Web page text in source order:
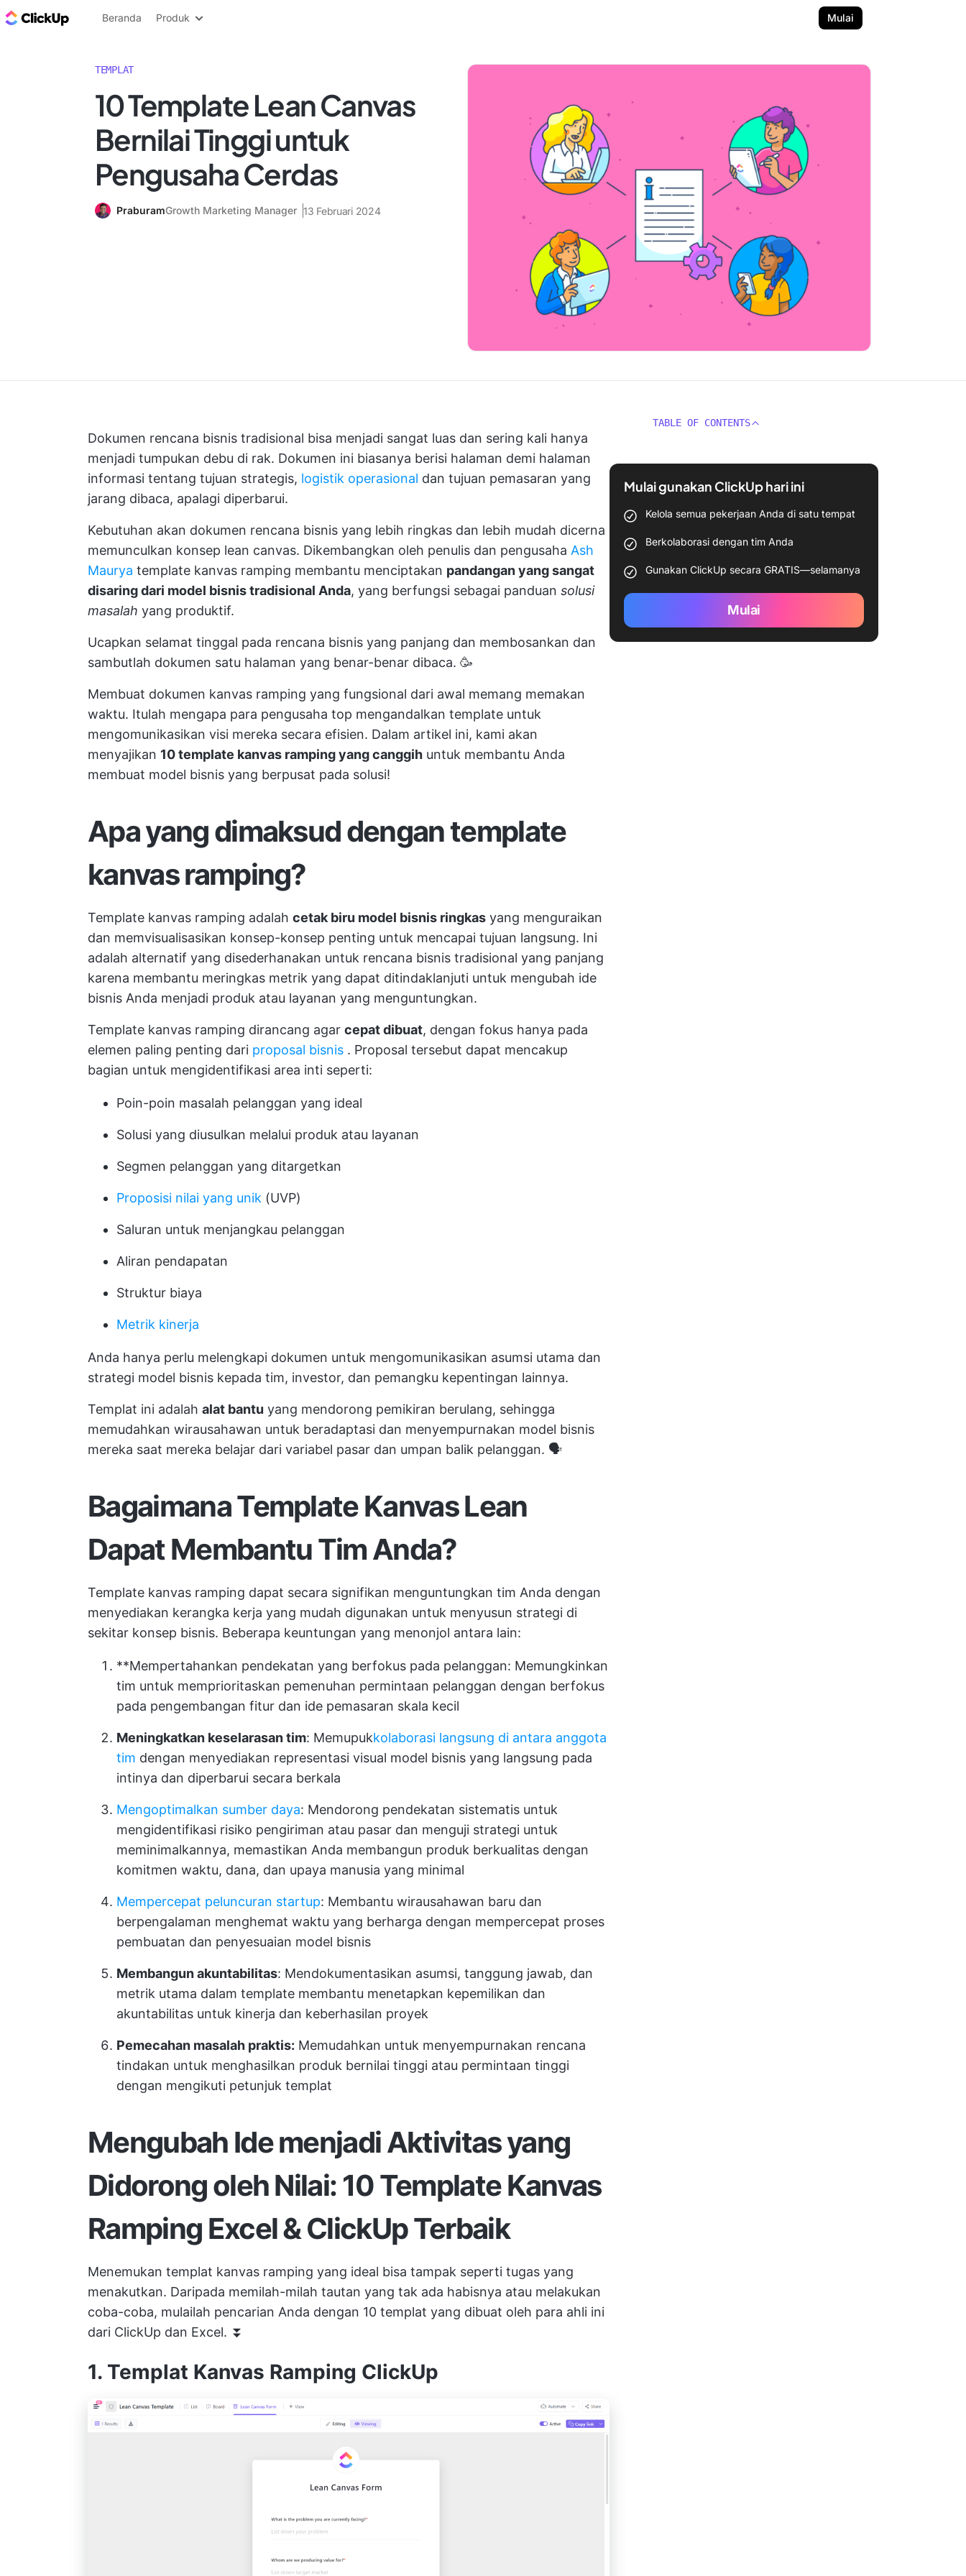
Blog ClickUp
Beranda Produk Mulai
TEMPLAT
10 Template Lean Canvas
Bernilai Tinggi untuk
Pengusaha Cerdas
PraburamGrowth Marketing Manager 13 Februari 2024
Dokumen rencana bisnis tradisional bisa menjadi sangat luas dan sering kali hanya
menjadi tumpukan debu di rak. Dokumen ini biasanya berisi halaman demi halaman
informasi tentang tujuan strategis, logistik operasional dan tujuan pemasaran yang
jarang dibaca, apalagi diperbarui.
Kebutuhan akan dokumen rencana bisnis yang lebih ringkas dan lebih mudah dicerna
memunculkan konsep lean canvas. Dikembangkan oleh penulis dan pengusaha Ash
Maurya template kanvas ramping membantu menciptakan pandangan yang sangat
disaring dari model bisnis tradisional Anda, yang berfungsi sebagai panduan solusi
masalah yang produktif.
Ucapkan selamat tinggal pada rencana bisnis yang panjang dan membosankan dan
sambutlah dokumen satu halaman yang benar-benar dibaca. 🥳
Membuat dokumen kanvas ramping yang fungsional dari awal memang memakan
waktu. Itulah mengapa para pengusaha top mengandalkan template untuk
mengomunikasikan visi mereka secara efisien. Dalam artikel ini, kami akan
menyajikan 10 template kanvas ramping yang canggih untuk membantu Anda
membuat model bisnis yang berpusat pada solusi!
Apa yang dimaksud dengan template
kanvas ramping?
Template kanvas ramping adalah cetak biru model bisnis ringkas yang menguraikan
dan memvisualisasikan konsep-konsep penting untuk mencapai tujuan langsung. Ini
adalah alternatif yang disederhanakan untuk rencana bisnis tradisional yang panjang
karena membantu meringkas metrik yang dapat ditindaklanjuti untuk mengubah ide
bisnis Anda menjadi produk atau layanan yang menguntungkan.
Template kanvas ramping dirancang agar cepat dibuat, dengan fokus hanya pada
elemen paling penting dari proposal bisnis . Proposal tersebut dapat mencakup
bagian untuk mengidentifikasi area inti seperti:
Poin-poin masalah pelanggan yang ideal
Solusi yang diusulkan melalui produk atau layanan
Segmen pelanggan yang ditargetkan
Proposisi nilai yang unik (UVP)
Saluran untuk menjangkau pelanggan
Aliran pendapatan
Struktur biaya
Metrik kinerja
Anda hanya perlu melengkapi dokumen untuk mengomunikasikan asumsi utama dan
strategi model bisnis kepada tim, investor, dan pemangku kepentingan lainnya.
Templat ini adalah alat bantu yang mendorong pemikiran berulang, sehingga
memudahkan wirausahawan untuk beradaptasi dan menyempurnakan model bisnis
mereka saat mereka belajar dari variabel pasar dan umpan balik pelanggan. 🗣️
Bagaimana Template Kanvas Lean
Dapat Membantu Tim Anda?
Template kanvas ramping dapat secara signifikan menguntungkan tim Anda dengan
menyediakan kerangka kerja yang mudah digunakan untuk menyusun strategi di
sekitar konsep bisnis. Beberapa keuntungan yang menonjol antara lain:
**Mempertahankan pendekatan yang berfokus pada pelanggan: Memungkinkan
tim untuk memprioritaskan pemenuhan permintaan pelanggan dengan berfokus
pada pengembangan fitur dan ide pemasaran skala kecil
Meningkatkan keselarasan tim: Memupukkolaborasi langsung di antara anggota
tim dengan menyediakan representasi visual model bisnis yang langsung pada
intinya dan diperbarui secara berkala
Mengoptimalkan sumber daya: Mendorong pendekatan sistematis untuk
mengidentifikasi risiko pengiriman atau pasar dan menguji strategi untuk
meminimalkannya, memastikan Anda membangun produk berkualitas dengan
komitmen waktu, dana, dan upaya manusia yang minimal
Mempercepat peluncuran startup: Membantu wirausahawan baru dan
berpengalaman menghemat waktu yang berharga dengan mempercepat proses
pembuatan dan penyesuaian model bisnis
Membangun akuntabilitas: Mendokumentasikan asumsi, tanggung jawab, dan
metrik utama dalam template membantu menetapkan kepemilikan dan
akuntabilitas untuk kinerja dan keberhasilan proyek
Pemecahan masalah praktis: Memudahkan untuk menyempurnakan rencana
tindakan untuk menghasilkan produk bernilai tinggi atau permintaan tinggi
dengan mengikuti petunjuk templat
Mengubah Ide menjadi Aktivitas yang
Didorong oleh Nilai: 10 Template Kanvas
Ramping Excel & ClickUp Terbaik
Menemukan templat kanvas ramping yang ideal bisa tampak seperti tugas yang
menakutkan. Daripada memilah-milah tautan yang tak ada habisnya atau melakukan
coba-coba, mulailah pencarian Anda dengan 10 templat yang dibuat oleh para ahli ini
dari ClickUp dan Excel. ⏬
1. Templat Kanvas Ramping ClickUp
TABLE OF CONTENTS
Mulai gunakan ClickUp hari ini
Kelola semua pekerjaan Anda di satu tempat
Berkolaborasi dengan tim Anda
Gunakan ClickUp secara GRATIS—selamanya
Mulai